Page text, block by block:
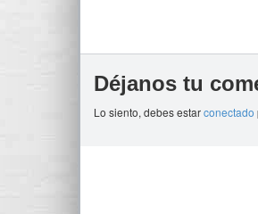
Déjanos tu
Lo siento, debes estarconectado